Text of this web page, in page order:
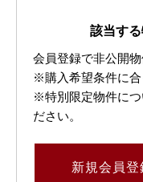
該当する
会員登録で非公開
※購入希望条件に合
※特別限定物件につ
ださい。
新規会員登